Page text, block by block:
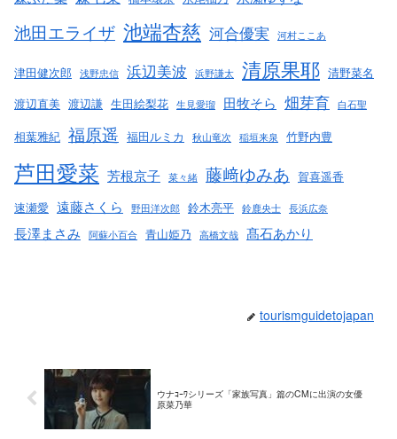
池田エライザ 池端杏慈 河合優実 河村ここあ
津田健次郎 浅野忠信 浜辺美波 浜野謙太 清原果耶 清野菜名
渡辺直美 渡辺謙 生田絵梨花 生見愛瑠 田牧そら 畑芽育 白石聖
相葉雅紀 福原遥 福田ルミカ 秋山竜次 稲垣来泉 竹野内豊
芦田愛菜 芳根京子 菜々緒 藤﨑ゆみあ 賀喜遥香
速瀬愛 遠藤さくら 野田洋次郎 鈴木亮平 鈴鹿央士 長浜広奈
長澤まさみ 阿蘇小百合 青山姫乃 高橋文哉 髙石あかり
tourismguidetojapan
ウナｺｰﾜシリーズ「家族写真」篇のCMに出演の女優
原菜乃華